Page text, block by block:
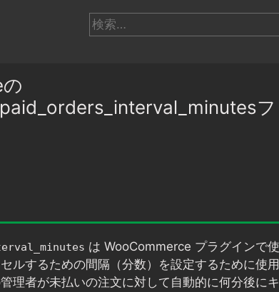
検
索:
フ
は WooCommerce プラグインで
ルするための間隔（分数）を設定するために使
理者が未払いの注文に対して自動的に何分後に